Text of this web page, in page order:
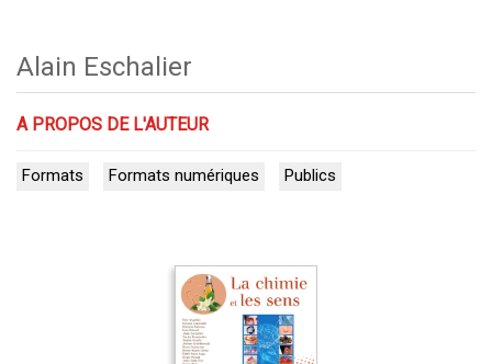
Alain Eschalier
A PROPOS DE L'AUTEUR
Formats Formats numériques Publics